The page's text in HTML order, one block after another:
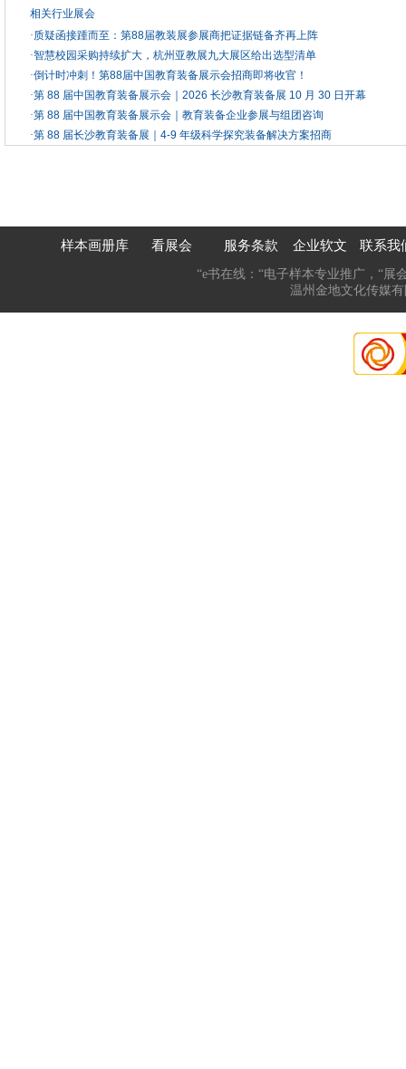
相关行业展会
·质疑函接踵而至：第88届教装展参展商把证据链备齐再上阵
·智慧校园采购持续扩大，杭州亚教展九大展区给出选型清单
·倒计时冲刺！第88届中国教育装备展示会招商即将收官！
·第 88 届中国教育装备展示会｜2026 长沙教育装备展 10 月 30 日开幕
·第 88 届中国教育装备展示会｜教育装备企业参展与组团咨询
·第 88 届长沙教育装备展｜4-9 年级科学探究装备解决方案招商
样本画册库 看展会 服务条款 企业软文 联系我
“e书在线：“电子样本专业推广，“展
温州金地文化传媒